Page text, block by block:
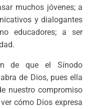
muchos jóvenes; a
y dialogantes
educadores; a ser
de que el Sínodo
de Dios, pues ella
nuestro compromiso
cómo Dios expresa